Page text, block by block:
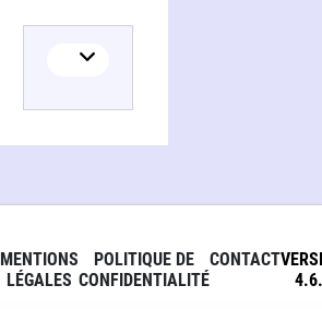
MENTIONS
LÉGALES
POLITIQUE DE
CONFIDENTIALITÉ
CONTACT